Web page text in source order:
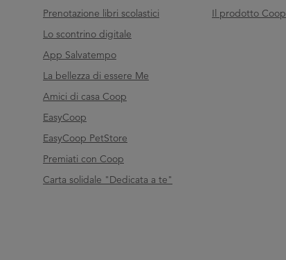
Prenotazione libri scolastici
Lo scontrino digitale
App Salvatempo
La bellezza di essere Me
Amici di casa Coop
EasyCoop
EasyCoop PetStore
Premiati con Coop
Carta solidale "Dedicata a te"
Il prodotto Coop